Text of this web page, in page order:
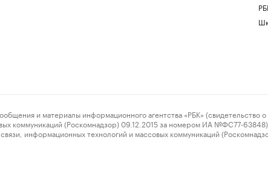
и материалы информационного агентства «РБК» (свидетельство о
коммуникаций (Роскомнадзор) 09.12.2015 за номером ИА №ФС77-63848)
информационных технологий и массовых коммуникаций